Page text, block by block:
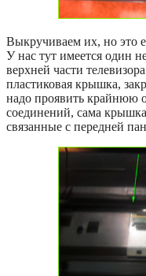
Выкручиваем их, но это
У нас тут имеется один
верхней части
пластиковая крышка,
надо проявить крайнюю
соединений, сама
связанные с передней